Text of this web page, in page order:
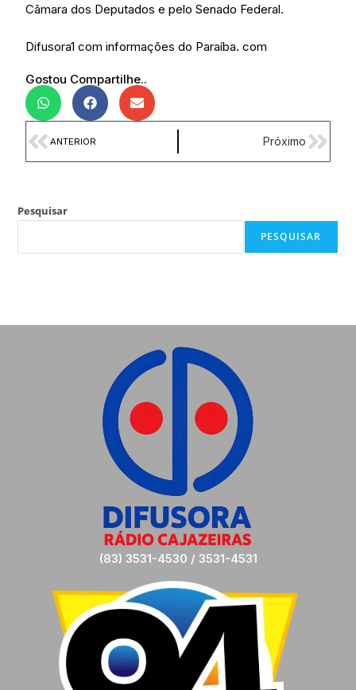
Câmara dos Deputados e pelo Senado Federal.
Difusora1 com informações do Paraíba. com
Gostou Compartilhe..
ANTERIOR Próximo
Pesquisar
PESQUISAR
(83) 3531-4530 / 3531-4531